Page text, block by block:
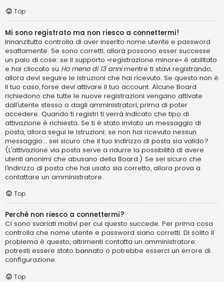
Top
Mi sono registrato ma non riesco a connettermi!
Innanzitutto controlla di aver inserito nome utente e password
esattamente. Se sono corretti, allora possono esser successe
un paio di cose: se il supporto «registrazione minore» è abilitato
e hai cliccato su Ho meno di 13 annimentre ti stavi registrando,
allora devi seguire le istruzioni che hai ricevuto. Se questo non è
il tuo caso, forse devi attivare il tuo account. Alcune Board
richiedono che tutte le nuove registrazioni vengano attivate
dall’utente stesso o dagli amministratori, prima di poter
accedere. Quando ti registri ti verrà indicato che tipo di
attivazione è richiesta. Se ti è stato inviato un messaggio di
posta, allora segui le istruzioni; se non hai ricevuto nessun
messaggio... sei sicuro che il tuo indirizzo di posta sia valido?
(L’attivazione via posta serve a ridurre la possibilità di avere
utenti anonimi che abusano della Board.) Se sei sicuro che
l’indirizzo di posta che hai usato sia corretto, allora prova a
contattare un amministratore.
Top
Perché non riesco a connettermi?
Ci sono svariati motivi per cui questo succede. Per prima cosa
controlla che nome utente e password siano corretti. Di solito il
problema è questo, altrimenti contatta un amministratore:
potresti essere stato bannato o potrebbe esserci un errore di
configurazione.
Top